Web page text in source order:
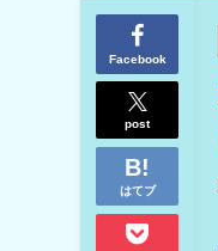
Facebook
post
はてブ